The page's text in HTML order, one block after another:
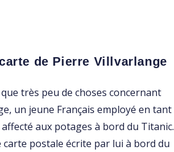
de Pierre Villvarlange
très peu de choses concernant
un jeune Français employé en tant
affecté aux potages à bord du Titanic.
carte postale écrite par lui à bord du